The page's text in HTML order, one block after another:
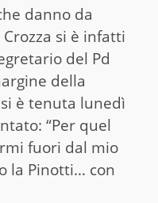
danno da
si è infatti
del Pd
della
è tenuta lunedì
“Per quel
fuori dal mio
la Pinotti… con